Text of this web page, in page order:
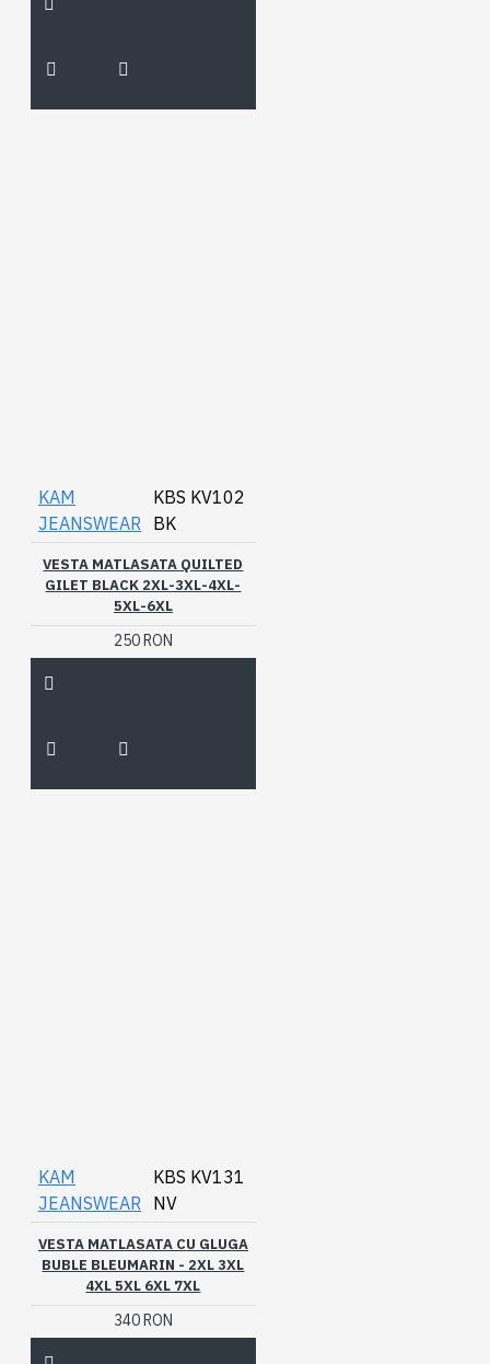
KAM
JEANSWEAR
KBS KV102
BK
VESTA MATLASATA QUILTED
GILET BLACK 2XL-3XL-4XL-
5XL-6XL
250 RON
KAM
JEANSWEAR
KBS KV131
NV
VESTA MATLASATA CU GLUGA
BUBLE BLEUMARIN - 2XL 3XL
4XL 5XL 6XL 7XL
340 RON